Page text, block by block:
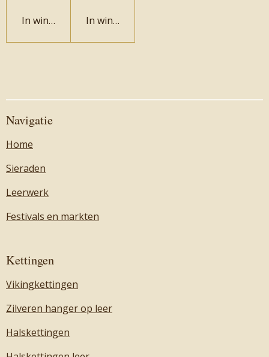
In winkelwagenIn winkelwagen
Navigatie
Home
Sieraden
Leerwerk
Festivals en markten
Kettingen
Vikingkettingen
Zilveren hanger op leer
Halskettingen